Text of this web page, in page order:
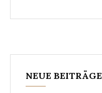
NEUE BEITRÄGE